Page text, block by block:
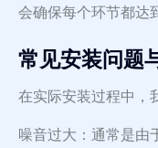
会确保每个环节都达
常见安装问题
在实际安装过程中，
噪音过大：通常是由